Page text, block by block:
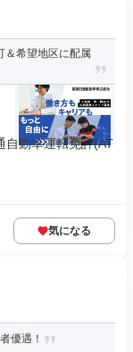
＆希望地区に配属
自動車運転免許(AT
気になる
優遇！